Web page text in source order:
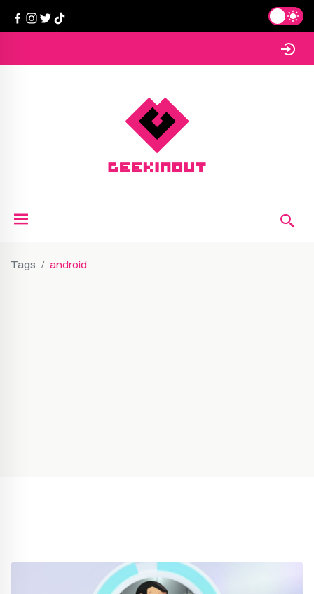
Tags android